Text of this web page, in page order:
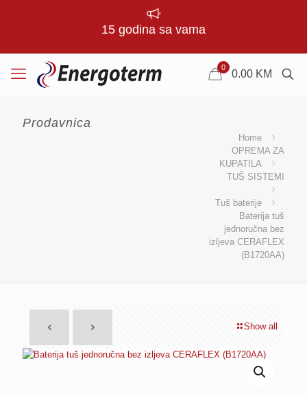
15 godina sa vama
0
0.00 KM
Prodavnica
Home
OPREMA ZA
KUPATILA
TUŠ SISTEMI
Tuš baterije
Baterija tuš
jednoručna bez
izljeva CERAFLEX
(B1720AA)
Show all